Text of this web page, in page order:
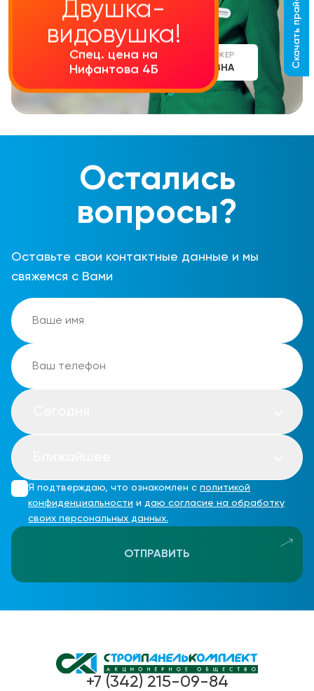
СТАРШИЙ МЕНЕДЖЕР
АЛИНА СЕРГЕЕВНА
Остались
вопросы?
Оставьте свои контактные данные и мы
свяжемся с Вами
Я подтверждаю, что ознакомлен с политикой
конфиденциальности и даю согласие на обработку
своих персональных данных.
ОТПРАВИТЬ
+7 (342) 215-09-84
Двушка-
видовушка!
Спец. цена на
Нифантова 4Б